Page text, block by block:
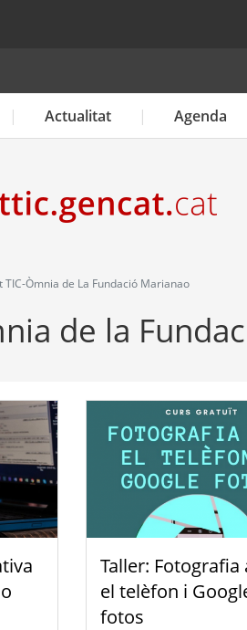
Actualitat Agenda
TIC-Òmnia de La Fundació Marianao
de la
Taller: Fotografia
el telèfon i
fotos